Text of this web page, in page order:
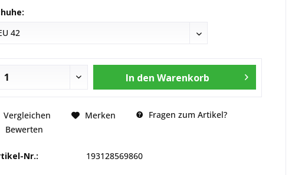
In den Warenkorb
Vergleichen Merken
Fragen zum Artikel?
Bewerten
Nr.: 193128569860